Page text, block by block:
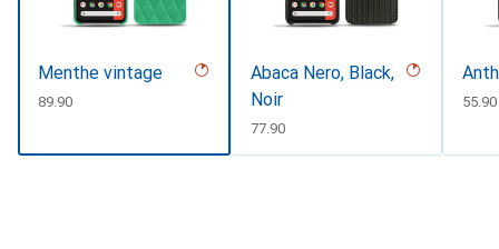
Menthe vintage
CHF
89.90
Abaca Nero, Black,
Noir
CHF
77.90
CHF
55.90